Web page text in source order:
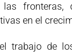
fronteras,
en el
trabajo de